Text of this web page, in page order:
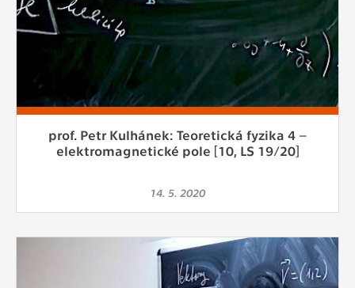
prof. Petr Kulhánek: Teoretická fyzika 4 –
elektromagnetické pole [10, LS 19/20]
14. 5. 2020